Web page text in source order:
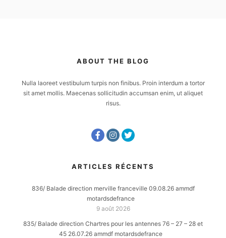
ABOUT THE BLOG
Nulla laoreet vestibulum turpis non finibus. Proin interdum a tortor
sit amet mollis. Maecenas sollicitudin accumsan enim, ut aliquet
risus.
ARTICLES RÉCENTS
836/ Balade direction merville franceville 09.08.26 ammdf
motardsdefrance
9 août 2026
835/ Balade direction Chartres pour les antennes 76 – 27 – 28 et
45 26.07.26 ammdf motardsdefrance